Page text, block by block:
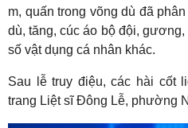
m, quấn trong võng dù đã
dù, tăng, cúc áo bộ đội,
số vật dụng cá nhân khác.
Sau lễ truy điệu, các hài cốt
trang Liệt sĩ Đông Lễ, phường